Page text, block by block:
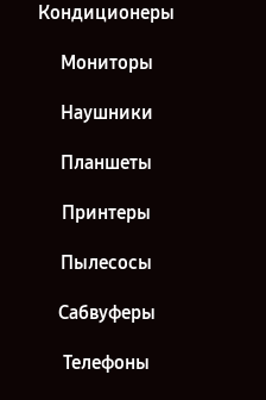
Кондиционеры
Мониторы
Наушники
Планшеты
Принтеры
Пылесосы
Сабвуферы
Телефоны